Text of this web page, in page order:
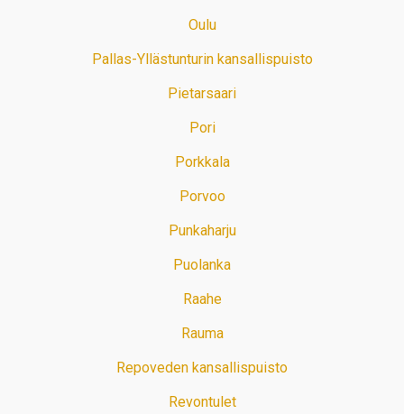
Oulu
Pallas-Yllästunturin kansallispuisto
Pietarsaari
Pori
Porkkala
Porvoo
Punkaharju
Puolanka
Raahe
Rauma
Repoveden kansallispuisto
Revontulet